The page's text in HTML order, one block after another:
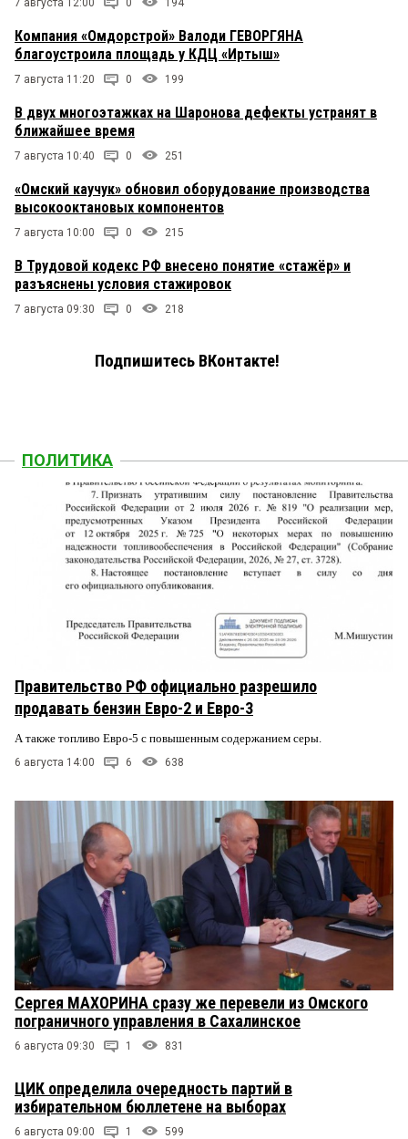
7 августа 12:00 0 194
Компания «Омдорстрой» Валоди ГЕВОРГЯНА
благоустроила площадь у КДЦ «Иртыш»
7 августа 11:20 0 199
В двух многоэтажках на Шаронова дефекты устранят в
ближайшее время
7 августа 10:40 0 251
«Омский каучук» обновил оборудование производства
высокооктановых компонентов
7 августа 10:00 0 215
В Трудовой кодекс РФ внесено понятие «стажёр» и
разъяснены условия стажировок
7 августа 09:30 0 218
Подпишитесь ВКонтакте!
ПОЛИТИКА
Правительство РФ официально разрешило
продавать бензин Евро-2 и Евро-3
А также топливо Евро-5 с повышенным содержанием серы.
6 августа 14:00 6 638
Сергея МАХОРИНА сразу же перевели из Омского
пограничного управления в Сахалинское
6 августа 09:30 1 831
ЦИК определила очередность партий в
избирательном бюллетене на выборах
6 августа 09:00 1 599